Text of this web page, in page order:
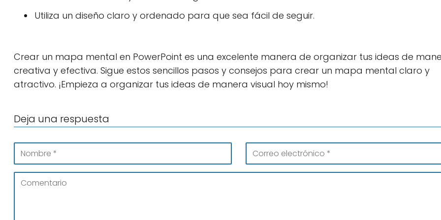
Utiliza un diseño claro y ordenado para que sea fácil de seguir.
Crear un mapa mental en PowerPoint es una excelente manera de organizar tus ideas de
creativa y efectiva. Sigue estos sencillos pasos y consejos para crear un mapa mental claro y
atractivo. ¡Empieza a organizar tus ideas de manera visual hoy mismo!
Deja una respuesta